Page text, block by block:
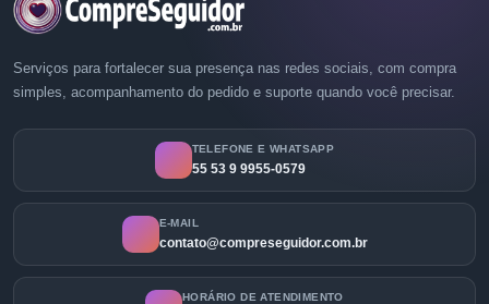
Serviços para fortalecer sua presença nas redes sociais, com compra
simples, acompanhamento do pedido e suporte quando você precisar.
TELEFONE E WHATSAPP
55 53 9 9955-0579
E-MAIL
contato@compreseguidor.com.br
HORÁRIO DE ATENDIMENTO